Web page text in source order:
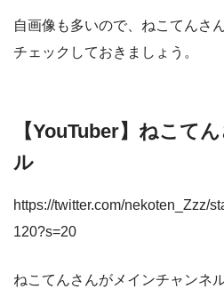
自画像も多いので、ねこてんさ
チェックしておきましょう。
【YouTuber】ねこて
ル
https://twitter.com/nekoten_Zzz/
120?s=20
ねこてんさんがメインチャンネ